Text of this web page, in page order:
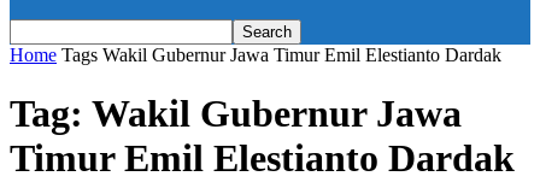
Home Tags Wakil Gubernur Jawa Timur Emil Elestianto Dardak
Tag: Wakil Gubernur Jawa
Timur Emil Elestianto Dardak